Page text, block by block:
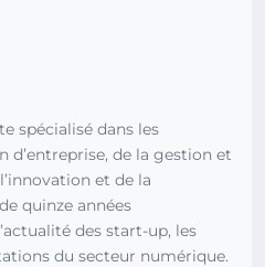
spécialisé dans les
d’entreprise, de la gestion et
et de la
quinze années
des start-up, les
du secteur numérique.